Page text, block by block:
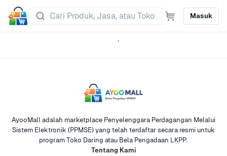
Masuk
AyooMall adalah marketplace Penyelenggara Perdagangan Melalui
Sistem Elektronik (PPMSE) yang telah terdaftar secara resmi untuk
program Toko Daring atau Bela Pengadaan LKPP.
Tentang Kami